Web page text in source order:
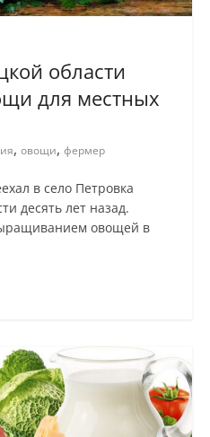
области
для местных
, овощи, фермер
в село Петровка
десять лет назад.
овощей в